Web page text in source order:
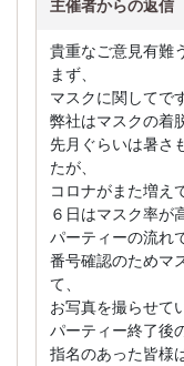
主催者からの返信
貴重なご意見有難
まず、
マスクに関してで
弊社はマスクの着
先月ぐらいは暑さ
たが、
コロナがまた増え
６日はマスク率が
パーティーの流れ
番号確認のためマ
て、
お写真を撮らせて
パーティー終了後
指名のあった皆様